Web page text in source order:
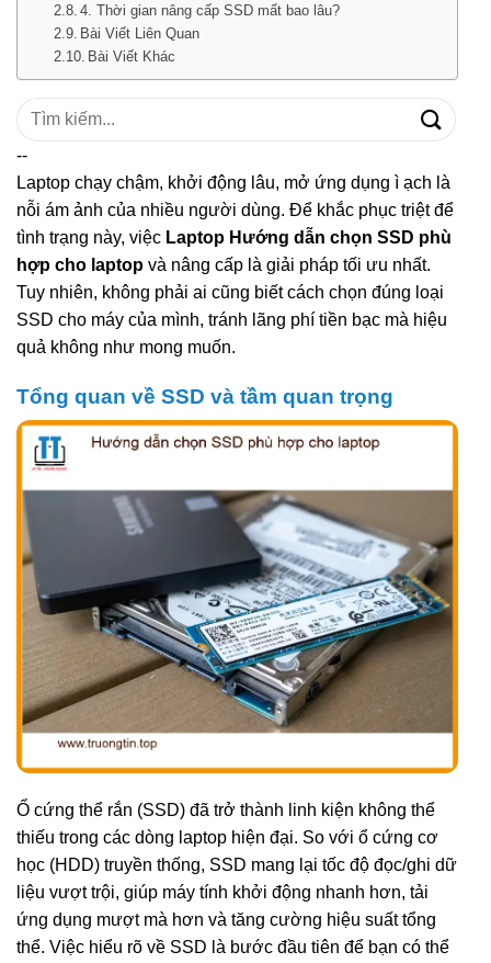
4. Thời gian nâng cấp SSD mất bao lâu?
Bài Viết Liên Quan
Bài Viết Khác
Tìm
--
Laptop chạy chậm, khởi động lâu, mở ứng dụng ì ạch là
nỗi ám ảnh của nhiều người dùng. Để khắc phục triệt để
tình trạng này, việc Laptop Hướng dẫn chọn SSD phù
hợp cho laptop và nâng cấp là giải pháp tối ưu nhất.
Tuy nhiên, không phải ai cũng biết cách chọn đúng loại
SSD cho máy của mình, tránh lãng phí tiền bạc mà hiệu
quả không như mong muốn.
Tổng quan về SSD và tầm quan trọng
Ổ cứng thể rắn (SSD) đã trở thành linh kiện không thể
thiếu trong các dòng laptop hiện đại. So với ổ cứng cơ
học (HDD) truyền thống, SSD mang lại tốc độ đọc/ghi dữ
liệu vượt trội, giúp máy tính khởi động nhanh hơn, tải
ứng dụng mượt mà hơn và tăng cường hiệu suất tổng
thể. Việc hiểu rõ về SSD là bước đầu tiên để bạn có thể